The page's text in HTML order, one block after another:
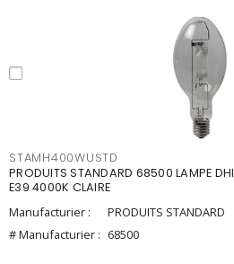
STAMH400WUSTD
PRODUITS STANDARD 68500 LAMPE
E39 4000K CLAIRE
Manufacturier :
PRODUITS STANDARD
# Manufacturier : 68500